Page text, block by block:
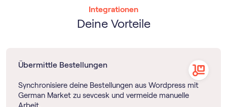
Integrationen
Deine Vorteile
Übermittle Bestellungen
Synchronisiere deine Bestellungen aus Wordpress mit
German Market zu sevcesk und vermeide manuelle